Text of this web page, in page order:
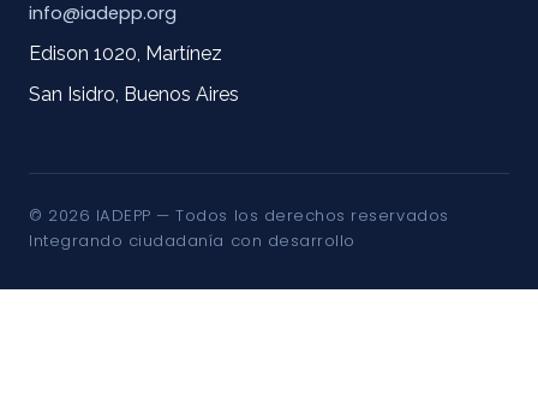
info@iadepp.org
Edison 1020, Martínez
San Isidro, Buenos Aires
© 2026 IADEPP — Todos los derechos reservados
Integrando ciudadanía con desarrollo